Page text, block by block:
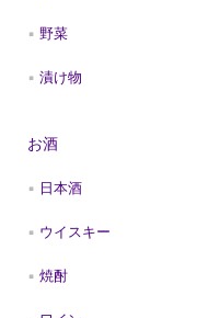
野菜
漬け物
お酒
日本酒
ウイスキー
焼酎